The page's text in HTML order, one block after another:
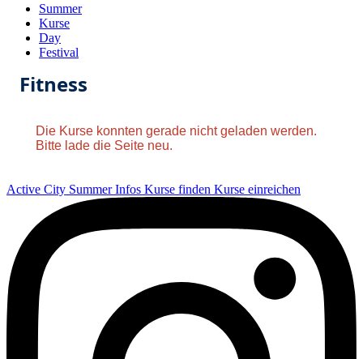
Summer
Kurse
Day
Festival
Fitness
Die Kurse konnten gerade nicht geladen werden.
Bitte lade die Seite neu.
Active City SummerInfos Kurse finden Kurse einreichen